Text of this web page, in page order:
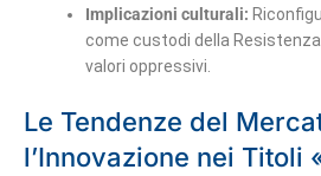
Implicazioni culturali:
come custodi della
valori oppressivi.
Le Tendenze del
l’Innovazione nei Titoli